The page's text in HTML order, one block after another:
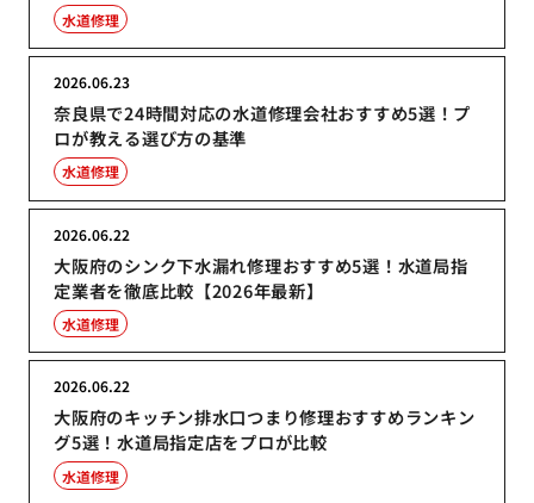
水道修理
奈良県で24時間対応の水道修理会社おすすめ5選！プ
ロが教える選び方の基準
2026.06.23
水道修理
大阪府のシンク下水漏れ修理おすすめ5選！水道局指
定業者を徹底比較【2026年最新】
2026.06.22
水道修理
大阪府のキッチン排水口つまり修理おすすめランキン
グ5選！水道局指定店をプロが比較
2026.06.22
水道修理